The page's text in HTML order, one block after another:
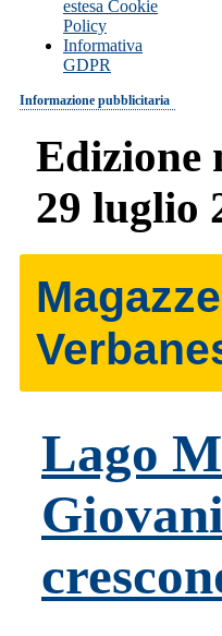
estesa Cookie
Policy
Informativa
GDPR
Informazione pubblicitaria
Edizione
29 luglio
Lago